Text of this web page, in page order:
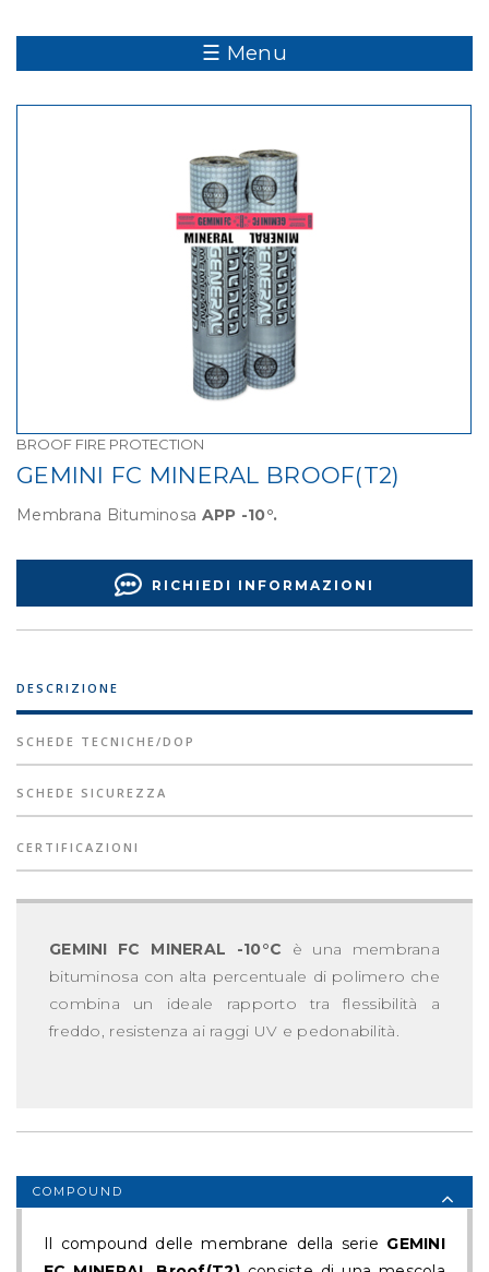
☰ Menu
BROOF FIRE PROTECTION
GEMINI FC MINERAL BROOF(T2)
Membrana Bituminosa APP -10°.
RICHIEDI INFORMAZIONI
DESCRIZIONE
SCHEDE TECNICHE/DOP
SCHEDE SICUREZZA
CERTIFICAZIONI
GEMINI FC MINERAL -10°C è una membrana
bituminosa con alta percentuale di polimero che
combina un ideale rapporto tra flessibilità a
freddo, resistenza ai raggi UV e pedonabilità.
COMPOUND
Il compound delle membrane della serie GEMINI